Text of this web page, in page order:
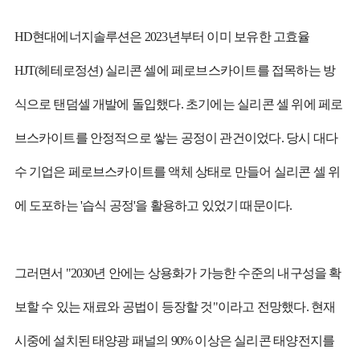
HD현대에너지솔루션은 2023년부터 이미 보유한 고효율
HJT(헤테로정션) 실리콘 셀에 페로브스카이트를 접목하는 방
식으로 탠덤셀 개발에 돌입했다. 초기에는 실리콘 셀 위에 페로
브스카이트를 안정적으로 쌓는 공정이 관건이었다. 당시 대다
수 기업은 페로브스카이트를 액체 상태로 만들어 실리콘 셀 위
에 도포하는 '습식 공정'을 활용하고 있었기 때문이다.
그러면서 "2030년 안에는 상용화가 가능한 수준의 내구성을 확
보할 수 있는 재료와 공법이 등장할 것"이라고 전망했다. 현재
시중에 설치된 태양광 패널의 90% 이상은 실리콘 태양전지를